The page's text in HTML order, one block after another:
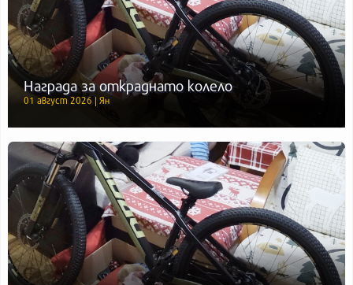
Награда за откраднато колело
01 август 2026 | Ян